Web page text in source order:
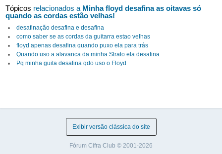
Tópicos relacionados a Minha floyd desafina as oitavas só
quando as cordas estão velhas!
desafinação desafina e desafina
como saber se as cordas da guitarra estao velhas
floyd apenas desafina quando puxo ela para trás
Quando uso a alavanca da minha Strato ela desafina
Pq minha guita desafina qdo uso o Floyd
Exibir versão clássica do site
Fórum Cifra Club © 2001-2026